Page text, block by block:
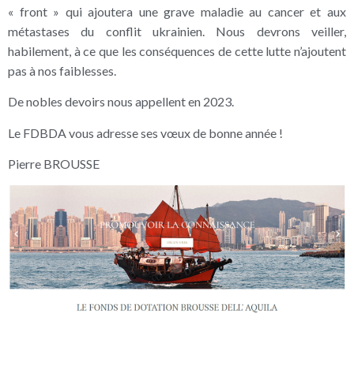
« front » qui ajoutera une grave maladie au cancer et aux
métastases du conflit ukrainien. Nous devrons veiller,
habilement, à ce que les conséquences de cette lutte n’ajoutent
pas à nos faiblesses.
De nobles devoirs nous appellent en 2023.
Le FDBDA vous adresse ses vœux de bonne année !
Pierre BROUSSE